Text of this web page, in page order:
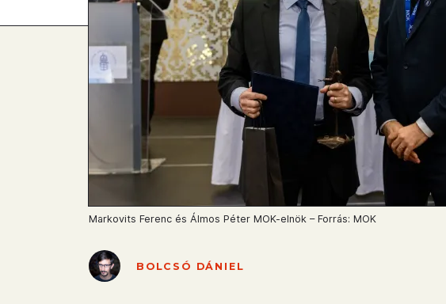
Markovits Ferenc és Álmos Péter MOK-elnök – Forrás: MOK
BOLCSÓ DÁNIEL